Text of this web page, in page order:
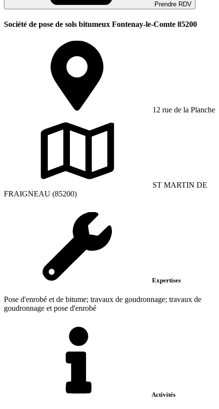
Prendre RDV
Société de pose de sols bitumeux Fontenay-le-Comte 85200
12 rue de la Planche
ST MARTIN DE
FRAIGNEAU (85200)
Expertises
Pose d'enrobé et de bitume; travaux de goudronnage; travaux de
goudronnage et pose d'enrobé
Activités